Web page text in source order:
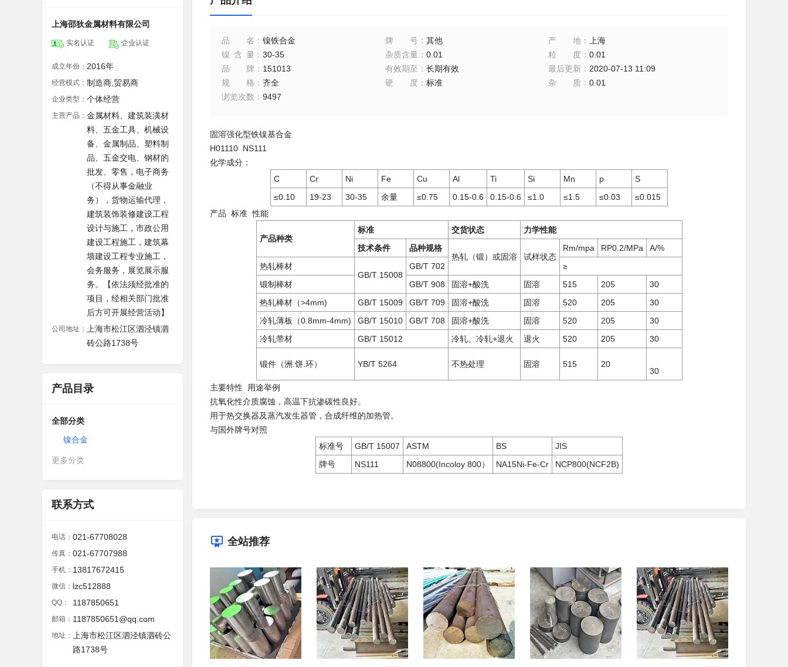
上海邵狄金属材料有限公司
实名认证 企业认证
成立年份： 2016年
经营模式： 制造商,贸易商
企业类型： 个体经营
主营产品： 金属材料、建筑装潢材
料、五金工具、机械设
备、金属制品、塑料制
品、五金交电、钢材的
批发、零售，电子商务
（不得从事金融业
务），货物运输代理，
建筑装饰装修建设工程
设计与施工，市政公用
建设工程施工，建筑幕
墙建设工程专业施工，
会务服务，展览展示服
务。【依法须经批准的
项目，经相关部门批准
后方可开展经营活动】
公司地址：
上海市松江区泗泾镇泗
砖公路1738号
产品目录
全部分类
镍合金
更多分类
联系方式
电话： 021-67708028
传真： 021-67707988
手机： 13817672415
微信： lzc512888
QQ： 1187850651
邮箱： 1187850651@qq.com
地址：
上海市松江区泗泾镇泗砖公
路1738号
品名 ： 镍铁合金 牌号： 其他 产地 ：
上海
镍含量 ： 30-35 杂质含量： 0.01 粒度 ：0.01
品牌 ： 151013 有效期至 ： 长期有效 最后更新 ： 2020-07-13 11:09
规格 ： 齐全 硬度 ： 标准 杂质 ：0.01
浏览次数 ： 9497
固溶强化型铁镍基合金
H01110 NS111
化学成分：
C
Cr Ni Fe Cu Al Ti Si Mn p
S
≤0.10
19-23 30-35 余量 ≤0.75 0.15-0.6 0.15-0.6 ≤1.0 ≤1.5 ≤0.03
≤0.015
产品 标准 性能
产品种类
标准 交货状态
力学性能
技术条件
品种规格
热轧（锻）或固溶
试样状态
Rm/mpa RP0.2/MPa
A/%
热轧棒材
GB/T 15008
GB/T 702
≥
锻制棒材
GB/T 908 固溶+酸洗 固溶 515 205
30
热轧棒材（>4mm)
GB/T 15009 GB/T 709 固溶+酸洗 固溶 520 205
30
冷轧薄板（0.8mm-4mm)
GB/T 15010 GB/T 708 固溶+酸洗 固溶 520 205
30
冷轧带材
GB/T 15012 冷轧。冷轧+退火 退火 520 205 30
锻件（洲.饼.环） YB/T 5264 不热处理 固溶 515 20
30
主要特性 用途举例
抗氧化性介质腐蚀，高温下抗渗碳性良好。
用于热交换器及蒸汽发生器管，合成纤维的加热管。
与国外牌号对照
标准号
GB/T 15007 ASTM BS
JIS
牌号
NS111 N08800(Incoloy 800） NA15Ni-Fe-Cr NCP800(NCF2B)
全站推荐